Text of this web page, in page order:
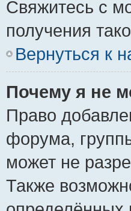
Свяжитесь с
получения
Вернуться к
Почему я не
Право
форума,
может не
Также